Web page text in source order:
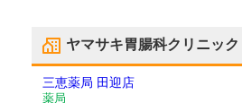
ヤマサキ胃腸科クリニック
三恵薬局 田迎店
薬局